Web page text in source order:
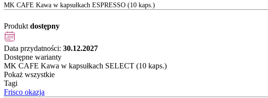
MK CAFE Kawa w kapsułkach ESPRESSO (10 kaps.)
Produkt dostępny
Data przydatności: 30.12.2027
Dostępne warianty
MK CAFE Kawa w kapsułkach SELECT (10 kaps.)
Pokaż wszystkie
Tagi
Frisco okazja